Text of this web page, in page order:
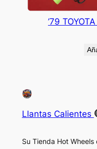
’79
Llantas Calientes
Su Tienda Hot Wheels